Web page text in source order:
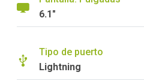
6.1"
Tipo de puerto
Lightning